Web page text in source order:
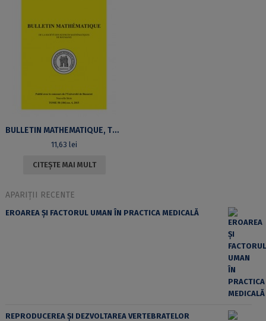
BULLETIN MATHEMATIQUE, TOME 58 (106) NO. 4, 2015
11,63lei
CITEȘTE MAI MULT
APARIȚII RECENTE
EROAREA ȘI FACTORUL UMAN ÎN PRACTICA MEDICALĂ
REPRODUCEREA ȘI DEZVOLTAREA VERTEBRATELOR